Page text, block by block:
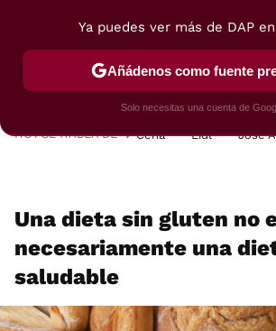
POSTRES VIAJES SELECCIÓN
HOY SE HABLA DE Cena Lidl José
Una dieta sin gluten no
necesariamente una
saludable
Ya puedes ver más de DAP
Añádenos como fuente
Solo necesitas una cuenta de